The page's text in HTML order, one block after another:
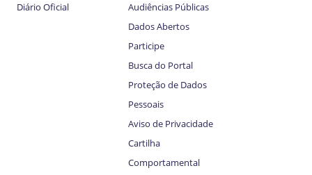
Diário Oficial
Audiências Públicas
Dados Abertos
Participe
Busca do Portal
Proteção de Dados
Pessoais
Aviso de Privacidade
Cartilha
Comportamental